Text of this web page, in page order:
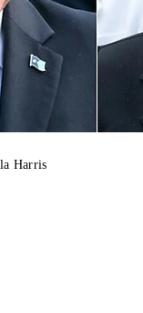
Harris